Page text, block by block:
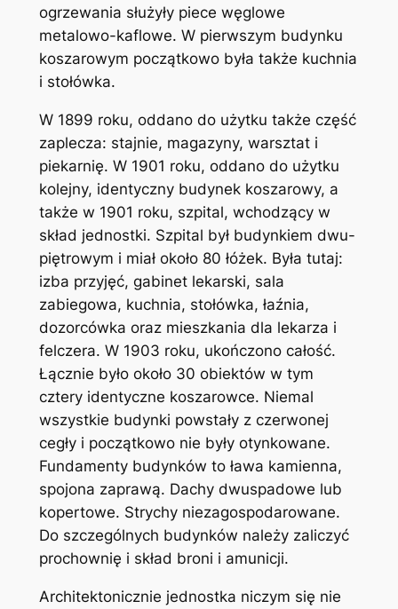
ogrzewania służyły piece węglowe
metalowo-kaflowe. W pierwszym budynku
koszarowym początkowo była także kuchnia
i stołówka.
W 1899 roku, oddano do użytku także część
zaplecza: stajnie, magazyny, warsztat i
piekarnię. W 1901 roku, oddano do użytku
kolejny, identyczny budynek koszarowy, a
także w 1901 roku, szpital, wchodzący w
skład jednostki. Szpital był budynkiem dwu-
piętrowym i miał około 80 łóżek. Była tutaj:
izba przyjęć, gabinet lekarski, sala
zabiegowa, kuchnia, stołówka, łaźnia,
dozorcówka oraz mieszkania dla lekarza i
felczera. W 1903 roku, ukończono całość.
Łącznie było około 30 obiektów w tym
cztery identyczne koszarowce. Niemal
wszystkie budynki powstały z czerwonej
cegły i początkowo nie były otynkowane.
Fundamenty budynków to ława kamienna,
spojona zaprawą. Dachy dwuspadowe lub
kopertowe. Strychy niezagospodarowane.
Do szczególnych budynków należy zaliczyć
prochownię i skład broni i amunicji.
Architektonicznie jednostka niczym się nie